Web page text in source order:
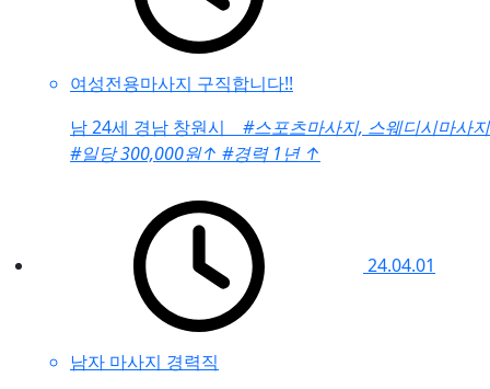
여성전용마사지 구직합니다!!
남24세 경남 창원시 #스포츠마사지, 스웨디시마사지
#일당 300,000원↑ #경력 1년 ↑
24.04.01
남자 마사지 경력직